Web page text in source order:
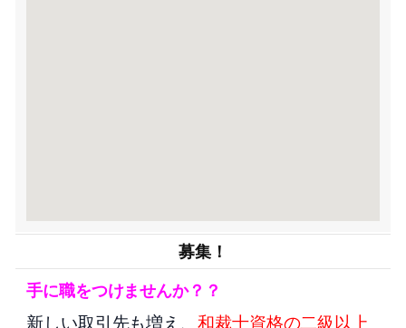
募集！
手に職をつけませんか？？
新しい取引先も増え、 和裁士資格の二級以上